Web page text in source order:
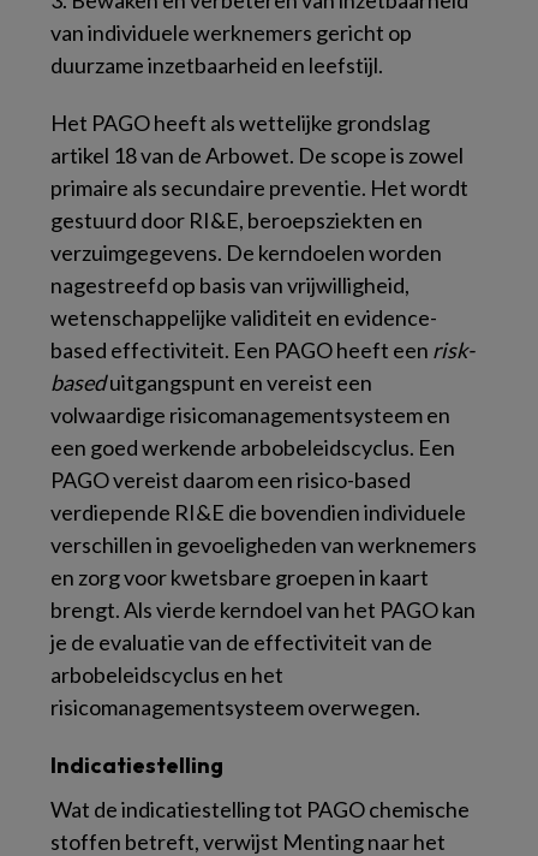
van individuele werknemers gericht op
duurzame inzetbaarheid en leefstijl.
Het PAGO heeft als wettelijke grondslag
artikel 18 van de Arbowet. De scope is zowel
primaire als secundaire preventie. Het wordt
gestuurd door RI&E, beroepsziekten en
verzuimgegevens. De kerndoelen worden
nagestreefd op basis van vrijwilligheid,
wetenschappelijke validiteit en evidence-
based effectiviteit. Een PAGO heeft een risk-
baseduitgangspunt en vereist een
volwaardige risicomanagementsysteem en
een goed werkende arbobeleidscyclus. Een
PAGO vereist daarom een risico-based
verdiepende RI&E die bovendien individuele
verschillen in gevoeligheden van werknemers
en zorg voor kwetsbare groepen in kaart
brengt. Als vierde kerndoel van het PAGO kan
je de evaluatie van de effectiviteit van de
arbobeleidscyclus en het
risicomanagementsysteem overwegen.
Indicatiestelling
Wat de indicatiestelling tot PAGO chemische
stoffen betreft, verwijst Menting naar het